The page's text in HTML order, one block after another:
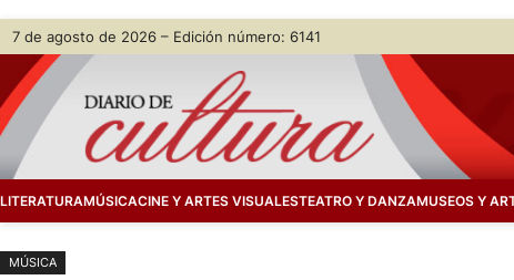
Saltar
contenido
Skip
content
7 de agosto de 2026 – Edición número: 6141
LITERATURAMÚSICACINE Y ARTES VISUALESTEATRO Y DANZAMUSEOS Y
MÚSICA